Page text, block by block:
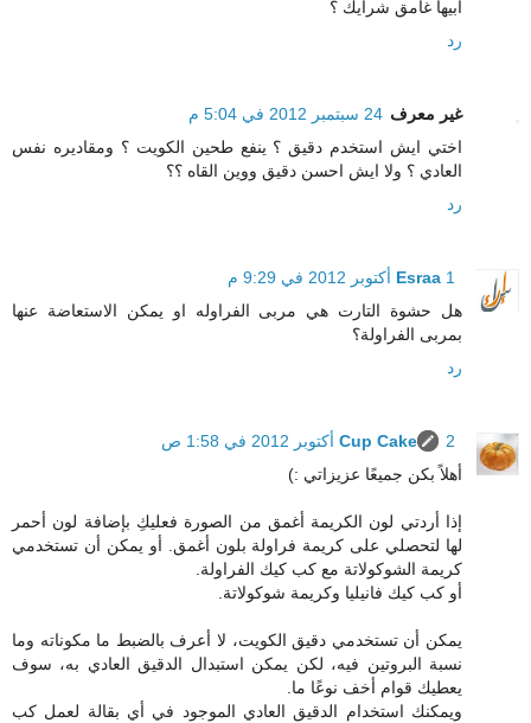
ابيها غامق شرايك ؟
رد
غير معرف 24 سبتمبر 2012 في 5:04 م
اختي ايش استخدم دقيق ؟ ينفع طحين الكويت ؟ ومقاديره نفس
العادي ؟ ولا ايش احسن دقيق ووين القاه ؟؟
رد
Esraa 1 أكتوبر 2012 في 9:29 م
هل حشوة التارت هي مربى الفراوله او يمكن الاستعاضة عنها
بمربى الفراولة؟
رد
Cup Cake
2 أكتوبر 2012 في 1:58 ص
أهلاً بكن جميعًا عزيزاتي :)
إذا أردتي لون الكريمة أغمق من الصورة فعليكِ بإضافة لون أحمر
لها لتحصلي على كريمة فراولة بلون أغمق. أو يمكن أن تستخدمي
كريمة الشوكولاتة مع كب كيك الفراولة.
أو كب كيك فانيليا وكريمة شوكولاتة.
يمكن أن تستخدمي دقيق الكويت، لا أعرف بالضبط ما مكوناته وما
نسبة البروتين فيه، لكن يمكن استبدال الدقيق العادي به، سوف
يعطيك قوام أخف نوعًا ما.
ويمكنك استخدام الدقيق العادي الموجود في أي بقالة لعمل كب